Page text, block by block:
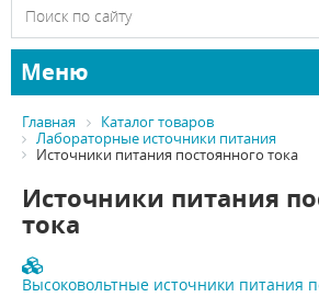
Меню
Главная
Каталог товаров
Лабораторные источники питания
Источники питания постоянного тока
Источники питания
тока
Высоковольтные источники питания